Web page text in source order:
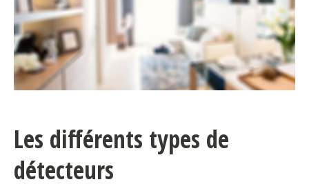
Les différents types de
détecteurs